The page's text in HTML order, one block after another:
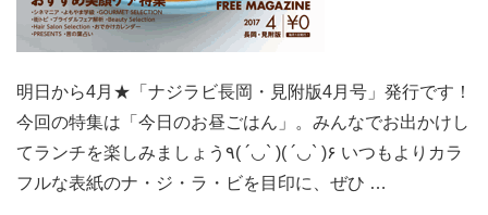
明日から4月★「ナジラビ長岡・見附版4月号」発行です！
今回の特集は「今日のお昼ごはん」。みんなでお出かけし
てランチを楽しみましょう٩( ´◡` )( ´◡` )۶ いつもよりカラ
フルな表紙のナ・ジ・ラ・ビを目印に、ぜひ …